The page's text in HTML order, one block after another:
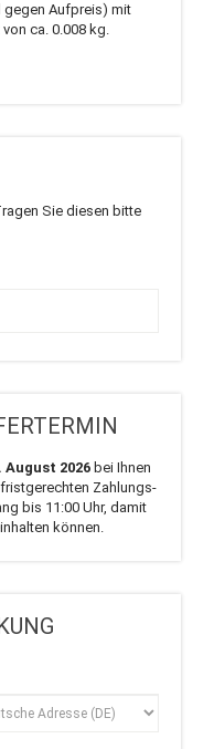
gegen Aufpreis) mit
ca. 0.008 kg.
Sie diesen bitte
August 2026 bei Ihnen
Zahlungs-
bis 11:00 Uhr, damit
können.